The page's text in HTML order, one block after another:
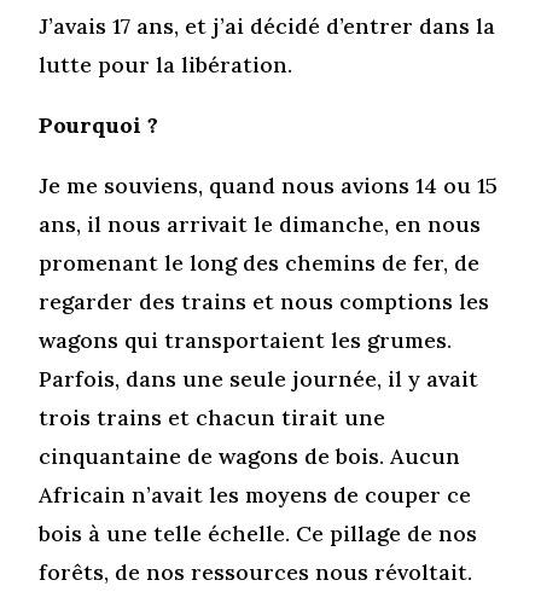
J’avais 17 ans, et j’ai décidé d’entrer dans la
lutte pour la libération.
Pourquoi ?
Je me souviens, quand nous avions 14 ou 15
ans, il nous arrivait le dimanche, en nous
promenant le long des chemins de fer, de
regarder des trains et nous comptions les
wagons qui transportaient les grumes.
Parfois, dans une seule journée, il y avait
trois trains et chacun tirait une
cinquantaine de wagons de bois. Aucun
Africain n’avait les moyens de couper ce
bois à une telle échelle. Ce pillage de nos
forêts, de nos ressources nous révoltait.